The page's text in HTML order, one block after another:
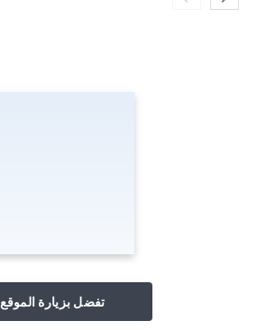
تفضل بزيارة الموقع